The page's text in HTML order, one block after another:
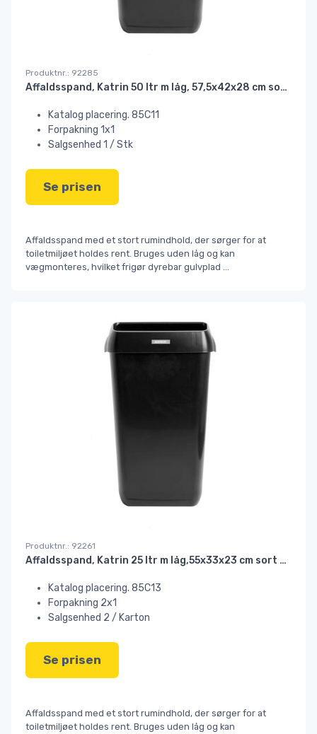
Produktnr.: 92285
Affaldsspand, Katrin 50 ltr m låg, 57,5x42x28 cm sort plast
Katalog placering. 85C11
Forpakning 1x1
Salgsenhed 1 / Stk
Se prisen
Affaldsspand med et stort rumindhold, der sørger for at
toiletmiljøet holdes rent. Bruges uden låg og kan
vægmonteres, hvilket frigør dyrebar gulvplad ...
Produktnr.: 92261
Affaldsspand, Katrin 25 ltr m låg,55x33x23 cm sort plast
Katalog placering. 85C13
Forpakning 2x1
Salgsenhed 2 / Karton
Se prisen
Affaldsspand med et stort rumindhold, der sørger for at
toiletmiljøet holdes rent. Bruges uden låg og kan